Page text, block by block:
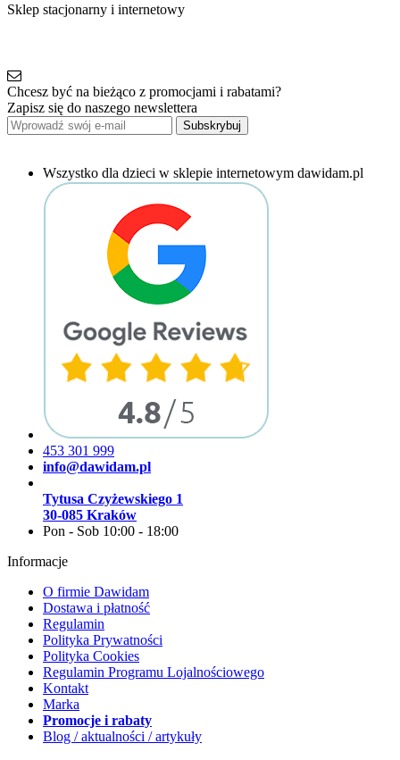
Sklep stacjonarny i internetowy
Chcesz być na bieżąco z promocjami i rabatami?
Zapisz się do naszego newslettera
Subskrybuj
Wszystko dla dzieci w sklepie internetowym dawidam.pl
453 301 999
info@dawidam.pl
Tytusa Czyżewskiego 1
30-085 Kraków
Pon - Sob 10:00 - 18:00
Informacje
O firmie Dawidam
Dostawa i płatność
Regulamin
Polityka Prywatności
Polityka Cookies
Regulamin Programu Lojalnościowego
Kontakt
Marka
Promocje i rabaty
Blog / aktualności / artykuły